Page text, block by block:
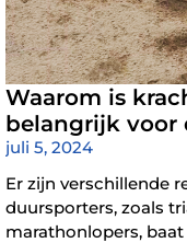
Waarom is
belangrijk voor
juli 5, 2024
Er zijn verschillende
duursporters, zoals
marathonlopers,